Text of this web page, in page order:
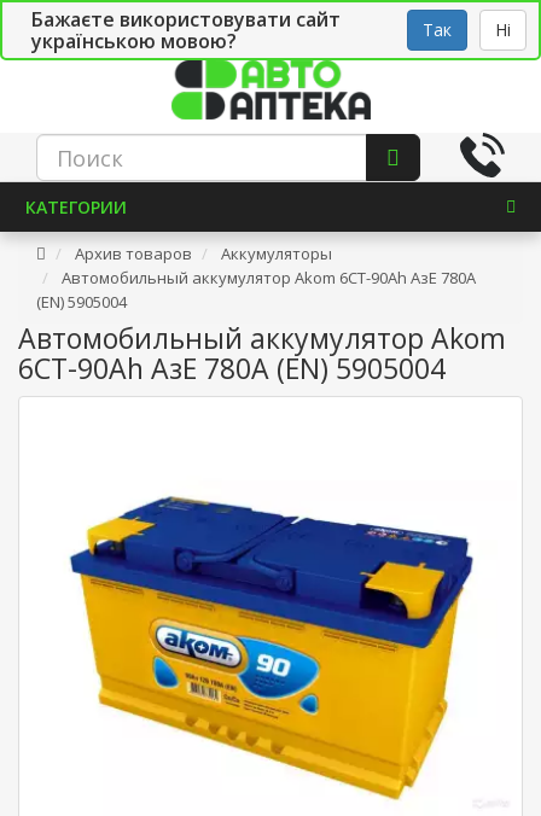
Бажаєте використовувати сайт
українською мовою?
Так Ні
СТО Укр
КАТЕГОРИИ
Архив товаров
Аккумуляторы
Автомобильный аккумулятор Akom 6СТ-90Ah АзЕ 780A
(EN) 5905004
Автомобильный аккумулятор Akom
6СТ-90Ah АзЕ 780A (EN) 5905004